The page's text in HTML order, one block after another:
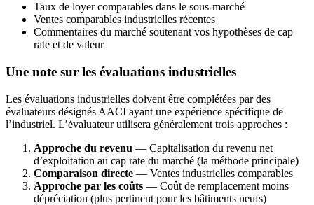
Taux de loyer comparables dans le sous-marché
Ventes comparables industrielles récentes
Commentaires du marché soutenant vos hypothèses de cap
rate et de valeur
Une note sur les évaluations industrielles
Les évaluations industrielles doivent être complétées par des
évaluateurs désignés AACI ayant une expérience spécifique de
l’industriel. L’évaluateur utilisera généralement trois approches :
Approche du revenu — Capitalisation du revenu net
d’exploitation au cap rate du marché (la méthode principale)
Comparaison directe — Ventes industrielles comparables
Approche par les coûts — Coût de remplacement moins
dépréciation (plus pertinent pour les bâtiments neufs)